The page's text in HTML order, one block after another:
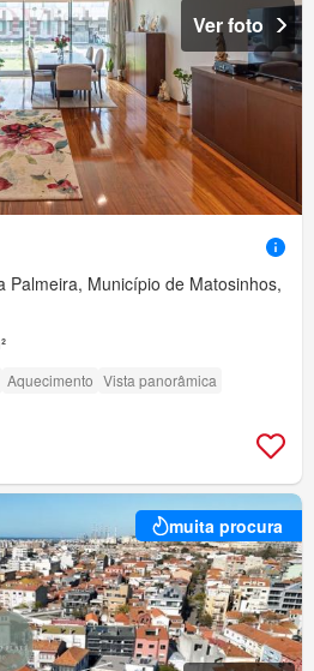
Ver foto
Palmeira, Município de Matosinhos,
Aquecimento Vista panorâmica
muita procura